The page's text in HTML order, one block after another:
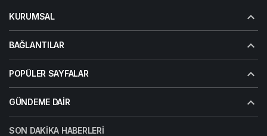
KURUMSAL
BAĞLANTILAR
POPÜLER SAYFALAR
GÜNDEME DAIR
SON DAKIKA HABERLERI